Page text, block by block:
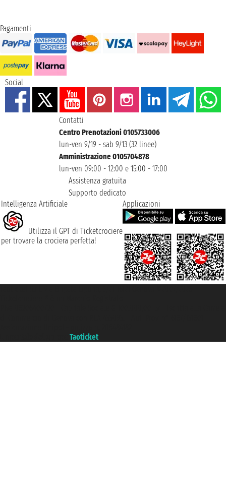
Pagamenti
Social
Contatti
Centro Prenotazioni 0105733006
lun-ven 9/19 - sab 9/13 (32 linee)
Amministrazione 0105704878
lun-ven 09:00 - 12:00 e 15:00 - 17:00
Assistenza gratuita
Supporto dedicato
Intelligenza Artificiale
Utilizza il GPT di Ticketcrociere
per trovare la crociera perfetta!
Applicazioni
Taoticket